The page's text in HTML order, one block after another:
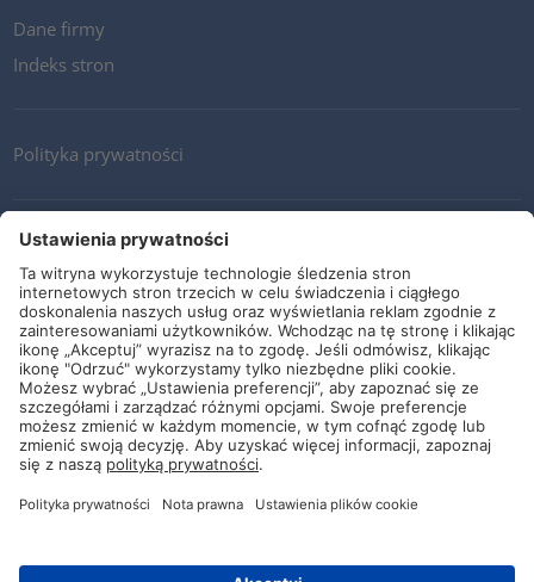
Dane firmy
Indeks stron
Polityka prywatności
Kontakt
Newsletter
Ogólne warunki i dostawy
Wytyczne i zobowiązania
Media społecznościowe